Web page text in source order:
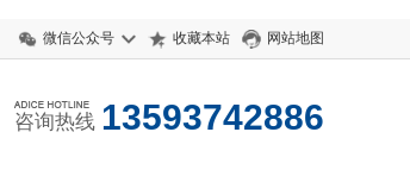
微信公众号 收藏本站 网站地图
咨询热线 13593742886